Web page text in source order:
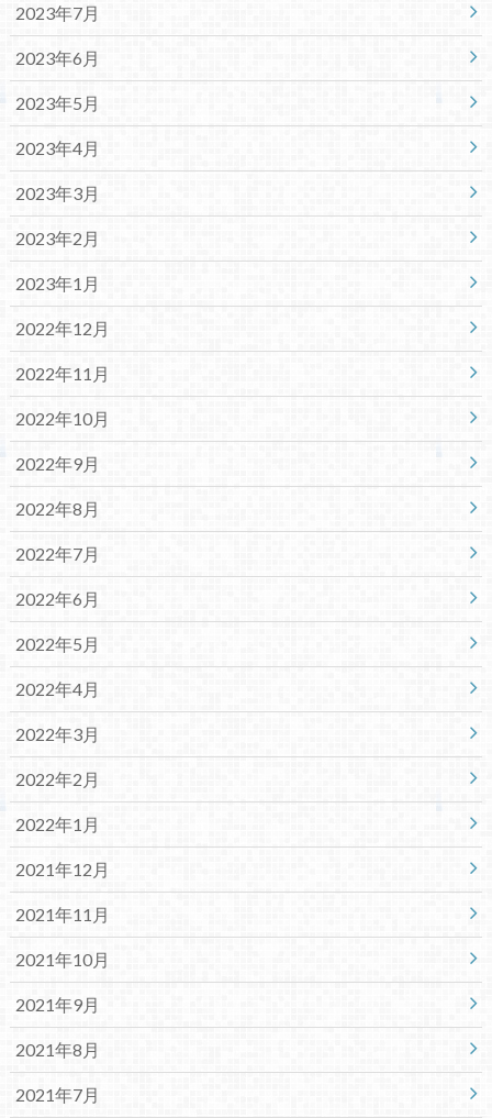
2023年7月
2023年6月
2023年5月
2023年4月
2023年3月
2023年2月
2023年1月
2022年12月
2022年11月
2022年10月
2022年9月
2022年8月
2022年7月
2022年6月
2022年5月
2022年4月
2022年3月
2022年2月
2022年1月
2021年12月
2021年11月
2021年10月
2021年9月
2021年8月
2021年7月